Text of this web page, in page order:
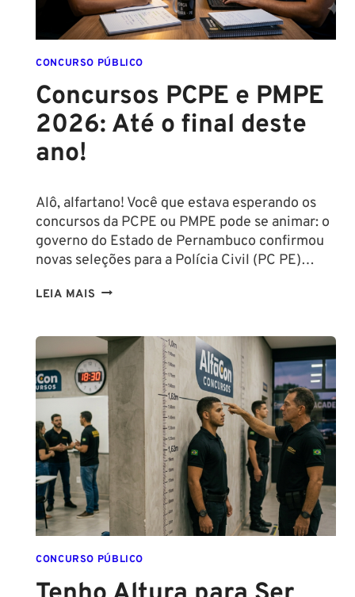
CONCURSO PÚBLICO
Concursos PCPE e PMPE
2026: Até o final deste
ano!
Alô, alfartano! Você que estava esperando os
concursos da PCPE ou PMPE pode se animar: o
governo do Estado de Pernambuco confirmou
novas seleções para a Polícia Civil (PC PE)…
LEIA MAIS CONCURSOS
PMPE
2026:
ATÉ
FINAL
DESTE
ANO!
CONCURSO PÚBLICO